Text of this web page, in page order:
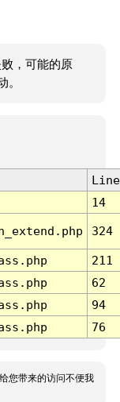
，可能的原
。
Line
14
324
211
62
94
76
您带来的访问不便我